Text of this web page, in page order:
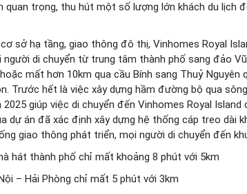
quan trọng, thu hút một số lượng lớn khách du lịch
cơ sở hạ tầng, giao thông đô thị, Vinhomes Royal
di chuyển từ trung tâm thành phố sang đảo
mất hơn 10km qua cầu Bính sang Thuỷ Nguyên
Trước hết là việc xây dựng hầm đường bộ qua
giúp việc di chuyển đến Vinhomes Royal
dự án đã xác định xây dựng hệ thống cáp treo dài
giao thông phát triển, mọi người di chuyển đến
hát thành phố chỉ mất khoảng 8 phút với 5km
– Hải Phòng chỉ mất 5 phút với 3km